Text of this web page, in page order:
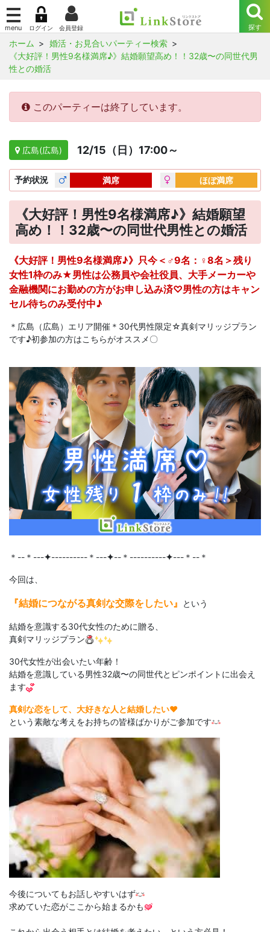
ホーム
婚活・お見合いパーティー検索
《大好評！男性9名様満席♪》結婚願望高め！！32歳〜の同世代男
性との婚活
このパーティーは終了しています。
広島(広島) 12/15（日）17:00～
予約状況 満席 ほぼ満席
《大好評！男性9名様満席♪》結婚願望
高め！！32歳〜の同世代男性との婚活
《大好評！男性9名様満席♪》只今＜♂9名：♀8名＞残り
女性1枠のみ★男性は公務員や会社役員、大手メーカーや
金融機関にお勤めの方がお申し込み済♡男性の方はキャン
セル待ちのみ受付中♪
＊広島（広島）エリア開催＊30代男性限定☆真剣マリッジプラン
です♪初参加の方はこちらがオススメ〇
＊--＊---✦----------＊---✦--＊----------✦---＊--＊
今回は、
『結婚につながる真剣な交際をしたい』 という
結婚を意識する30代女性のために贈る、
真剣マリッジプラン
30代女性が出会いたい年齢！
結婚を意識している男性32歳〜の同世代とピンポイントに出会え
ます
真剣な恋をして、大好きな人と結婚したい♥
という素敵な考えをお持ちの皆様ばかりがご参加です
今後についてもお話しやすいはず
求めていた恋がここから始まるかも